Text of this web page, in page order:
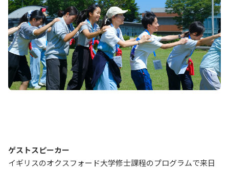
ゲストスピーカー
イギリスのオクスフォード大学修士課程のプログラムで来日